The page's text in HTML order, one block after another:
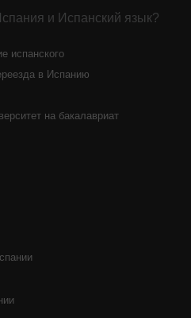
и Испанский язык?
испанского
в Испанию
на бакалавриат